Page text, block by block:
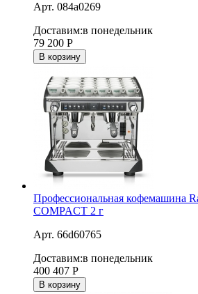
Арт. 084a0269
Доставим:в понедельник
79 200 Р
В корзину
Профессиональная кофемашина
COMPACT 2 г
Арт. 66d60765
Доставим:в понедельник
400 407 Р
В корзину